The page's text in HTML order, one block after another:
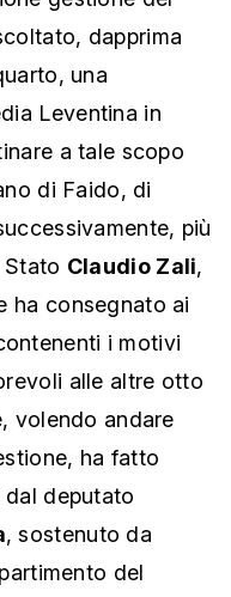
dapprima
una
Leventina in
a tale scopo
di Faido, di
più
Stato Claudio Zali,
ha consegnato ai
i motivi
alle altre otto
volendo andare
ha fatto
dal deputato
, sostenuto da
del